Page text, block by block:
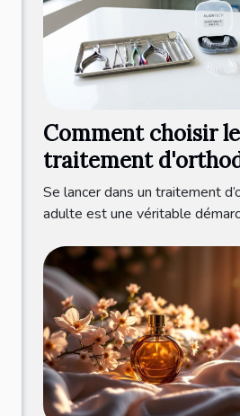
Comment choisir
traitement
adultes ?
Se lancer dans un traitement
adulte est une véritable